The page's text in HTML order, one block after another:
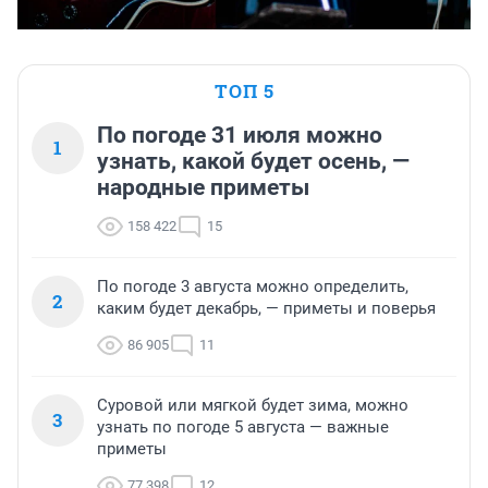
ТОП 5
1
По погоде 31 июля можно
узнать, какой будет осень, —
народные приметы
158 422 15
2
По погоде 3 августа можно определить,
каким будет декабрь, — приметы и поверья
86 905 11
3
Суровой или мягкой будет зима, можно
узнать по погоде 5 августа — важные
приметы